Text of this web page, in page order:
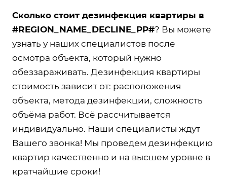
Сколько стоит дезинфекция квартиры в
#REGION_NAME_DECLINE_PP#? Вы можете
узнать у наших специалистов после
осмотра объекта, который нужно
обеззараживать. Дезинфекция квартиры
стоимость зависит от: расположения
объекта, метода дезинфекции, сложность
объёма работ. Всё рассчитывается
индивидуально. Наши специалисты ждут
Вашего звонка! Мы проведем дезинфекцию
квартир качественно и на высшем уровне в
кратчайшие сроки!